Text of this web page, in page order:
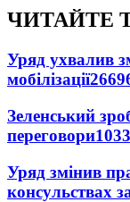
ЧИТАЙТЕ
Уряд ухвалив
мобілізації
Зеленський
переговори
Уряд змінив
консульствах